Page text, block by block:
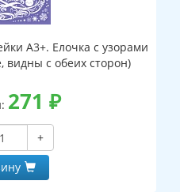
А3+. Елочка с узорами
видны с обеих сторон)
271 ₽
+